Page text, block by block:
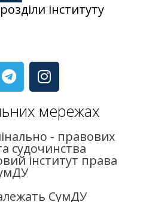
інституту
мережах
- правових
судочинства
інститут права
СумДУ